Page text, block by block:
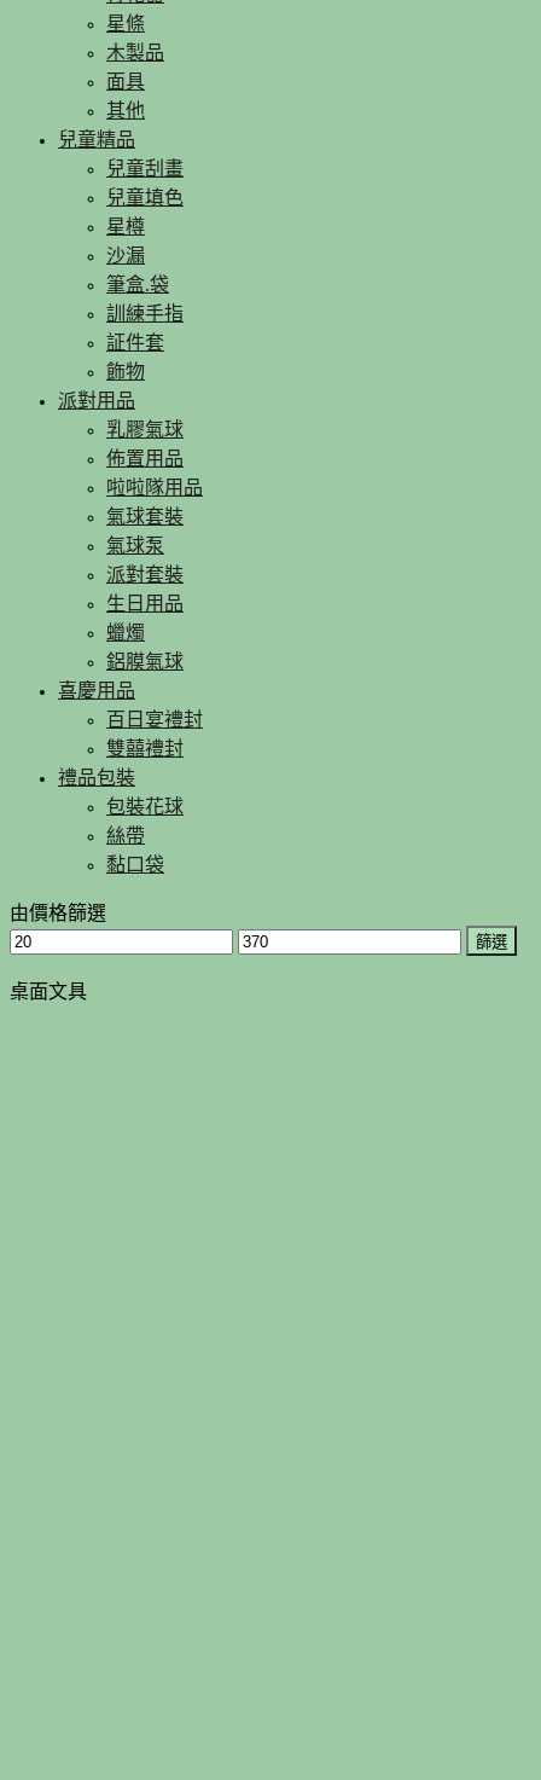
星條
木製品
面具
其他
兒童精品
兒童刮畫
兒童填色
星樽
沙漏
筆盒.袋
訓練手指
証件套
飾物
派對用品
乳膠氣球
佈置用品
啦啦隊用品
氣球套裝
氣球泵
派對套裝
生日用品
蠟燭
鋁膜氣球
喜慶用品
百日宴禮封
雙囍禮封
禮品包裝
包裝花球
絲帶
黏口袋
由價格篩選
篩選
桌面文具